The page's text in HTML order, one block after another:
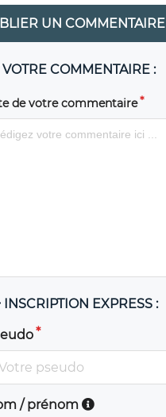
UN COMMENTAIRE
VOTRE COMMENTAIRE :
de votre commentaire
INSCRIPTION EXPRESS :
/ prénom